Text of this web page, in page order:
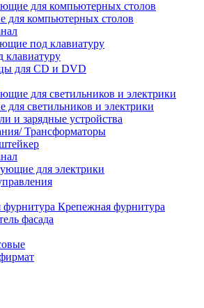
для компьютерных столов
под клавиатуру
клавиатуру
для CD и DVD
светильников и электрики
и зарядные устройства
Трансформаторы
для электрики
Крепежная фурнитура
фасада